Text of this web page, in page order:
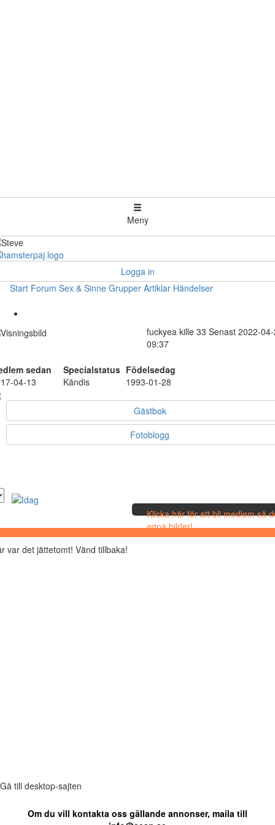
Meny
Logga in
Start Forum Sex & Sinne Grupper Artiklar Händelser
fuckyea kille 33 Senast 2022-
09:37
sedan Specialstatus Födelsedag
04-13
Kändis 1993-01-28
Gästbok
Fotoblogg
Klicka här för att bli medlem så
egna bilder!
var det jättetomt! Vänd tillbaka!
Gå till desktop-sajten
Om du vill kontakta oss gällande annonser, maila till